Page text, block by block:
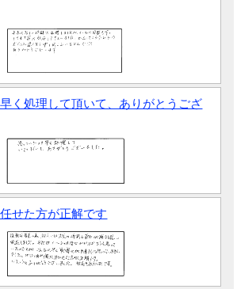
く処理して頂いて、ありがとうござ
せた方が正解です